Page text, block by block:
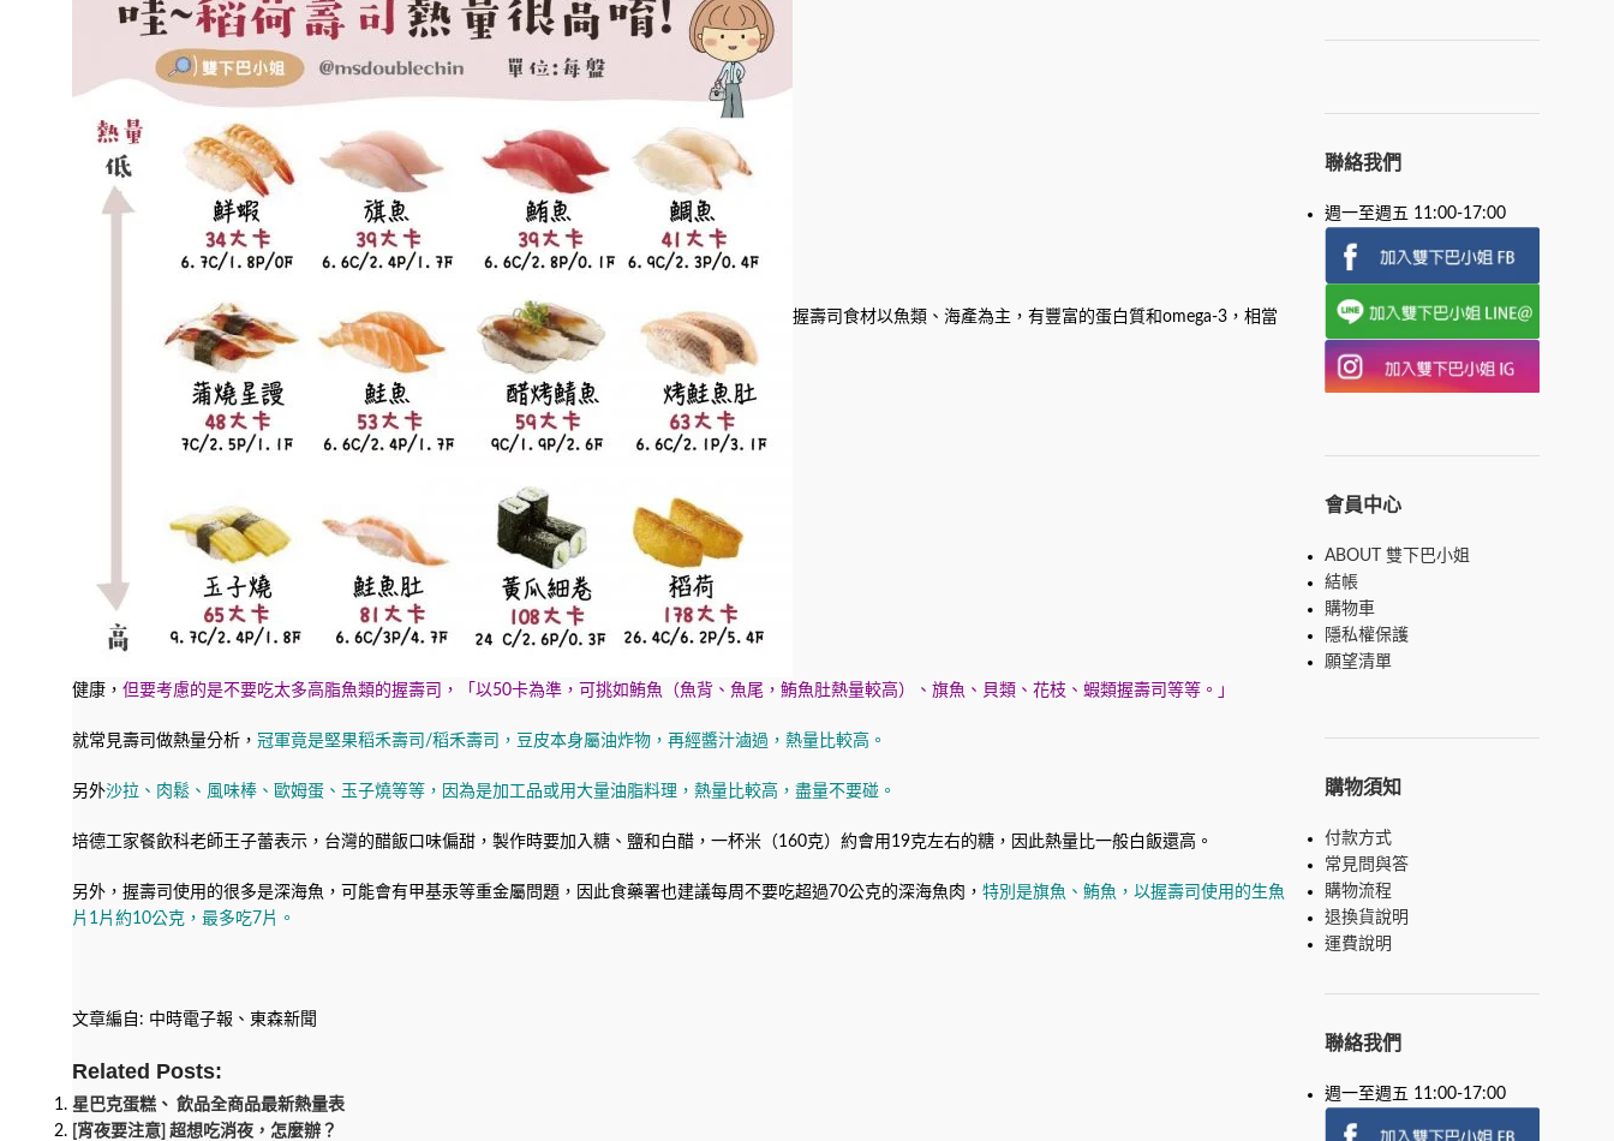
握壽司食材以魚類、海產為主，有豐富的蛋白質和omega-3，相當
健康， 但要考慮的是不要吃太多高脂魚類的握壽司，「以50卡為準，可挑如鮪魚（魚背、魚尾，鮪魚肚熱量較高）、旗魚、貝類、花枝、蝦類握壽司等等。」
就常見壽司做熱量分析， 冠軍竟是堅果稻禾壽司/稻禾壽司，豆皮本身屬油炸物，再經醬汁滷過，熱量比較高。
另外沙拉、肉鬆、風味棒、歐姆蛋、玉子燒等等，因為是加工品或用大量油脂料理，熱量比較高，盡量不要碰。
培德工家餐飲科老師王子蕾表示，台灣的醋飯口味偏甜，製作時要加入糖、鹽和白醋，一杯米（160克）約會用19克左右的糖，因此熱量比一般白飯還高。
另外，握壽司使用的很多是深海魚，可能會有甲基汞等重金屬問題，因此食藥署也建議每周不要吃超過70公克的深海魚肉， 特別是旗魚、鮪魚，以握壽司使用的生魚
片1片約10公克，最多吃7片。
文章編自: 中時電子報、東森新聞
Related Posts:
星巴克蛋糕、 飲品全商品最新熱量表
[宵夜要注意] 超想吃消夜，怎麼辦？
聯絡我們
週一至週五 11:00-17:00
會員中心
ABOUT 雙下巴小姐
結帳
購物車
隱私權保護
願望清單
購物須知
付款方式
常見問與答
購物流程
退換貨說明
運費說明
聯絡我們
週一至週五 11:00-17:00